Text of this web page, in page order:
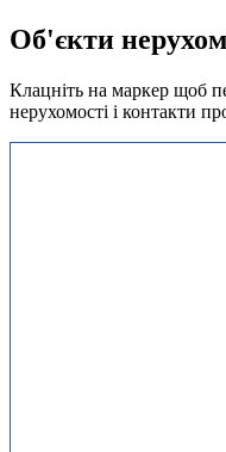
Об'єкти
Клацніть на маркер щоб
нерухомості і контакти